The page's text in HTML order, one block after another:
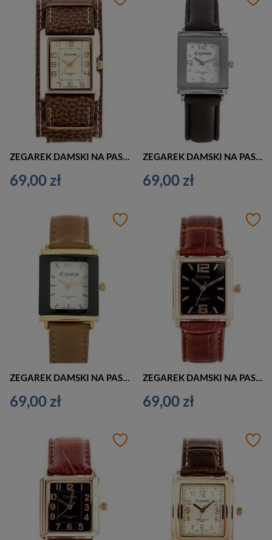
ZEGAREK DAMSKI NA PASKU ELEGANCKI EXTREIM EXT-Y016A-4A (zx664d)
69,00 zł
ZEGAREK DAMSKI NA PASKU KLASYCZNY EXTREIM EXT-Y015B-4A (zx663d)
69,00 zł
69,00 zł 69,00 zł